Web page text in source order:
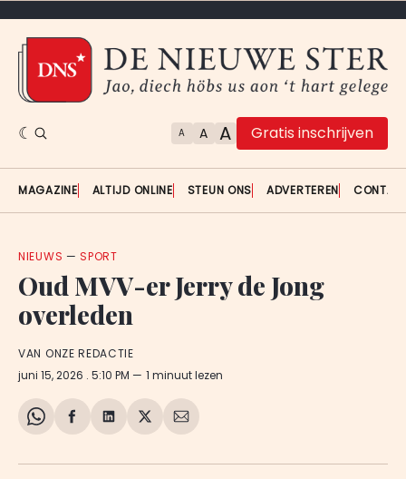
A A A Gratis inschrijven
MAGAZINE ALTIJD ONLINE STEUN ONS ADVERTEREN
NIEUWS —SPORT
Oud MVV-er Jerry de Jong
overleden
VAN ONZE REDACTIE
juni 15, 2026 . 5:10 PM 1 minuut lezen
Share
WhatsApp
Delen
Facebook
Delen
LinkedIn
Share
X
Deel
E-